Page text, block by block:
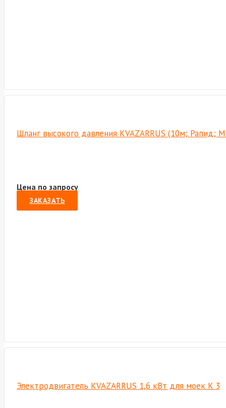
Шланг высокого давления KVAZARRUS (10м; Рапид;
Цена по запросу
ЗАКАЗАТЬ
Электродвигатель KVAZARRUS 1,6 кВт для моек K 3